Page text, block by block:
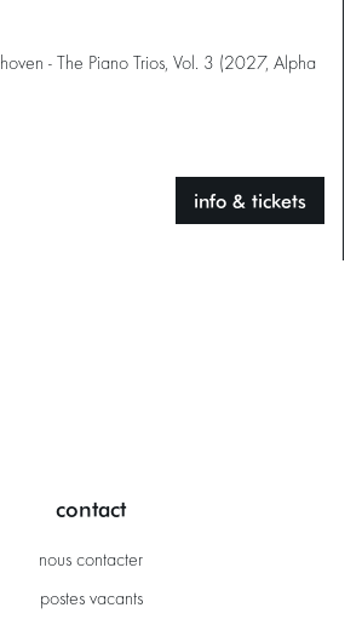
- The Piano Trios, Vol. 3 (2027, Alpha
info & tickets
contact
nous contacter
postes vacants